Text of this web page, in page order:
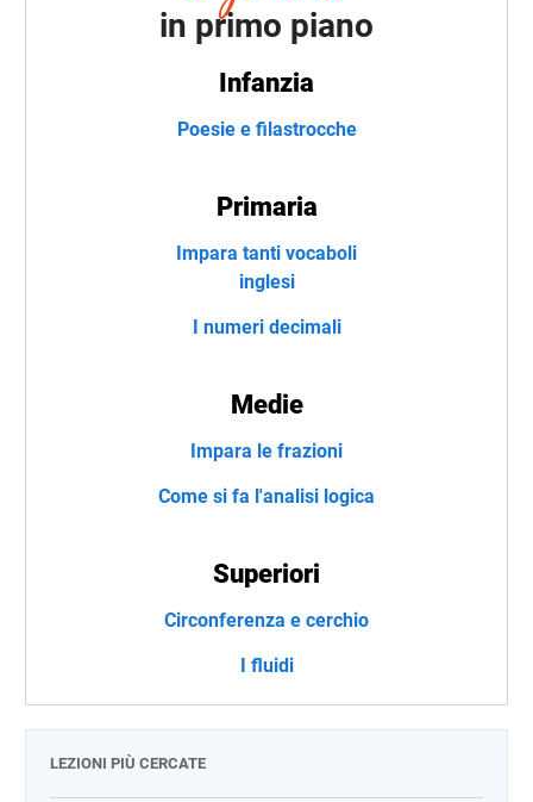
in primo piano
Infanzia
Poesie e filastrocche
Primaria
Impara tanti vocaboli
inglesi
I numeri decimali
Medie
Impara le frazioni
Come si fa l'analisi logica
Superiori
Circonferenza e cerchio
I fluidi
LEZIONI PIÙ CERCATE